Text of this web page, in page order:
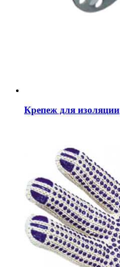
Крепеж для изоляции